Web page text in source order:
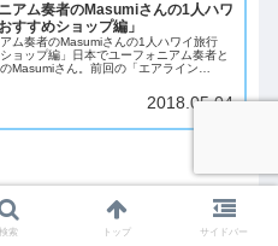
アム奏者のMasumiさんの1人ハワ
すすめショップ編」
ム奏者のMasumiさんの1人ハワイ旅行
ショップ編」日本でユーフォニアム奏者と
Masumiさん。前回の「エアライン
レポートをしてくれました。今回は、...
2018.05.04
検索 トップ サイドバー